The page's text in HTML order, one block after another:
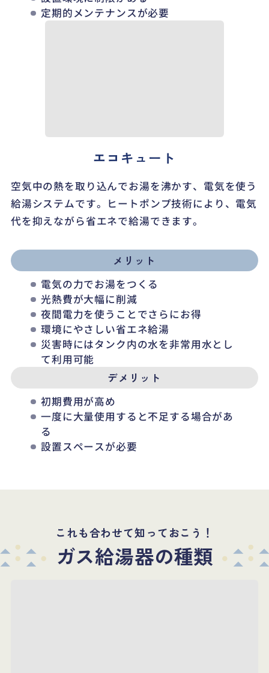
定期的メンテナンスが必要
エコキュート
空気中の熱を取り込んでお湯を沸かす、電気を使う
給湯システムです。ヒートポンプ技術により、電気
代を抑えながら省エネで給湯できます。
メリット
電気の力でお湯をつくる
光熱費が大幅に削減
夜間電力を使うことでさらにお得
環境にやさしい省エネ給湯
災害時にはタンク内の水を非常用水とし
て利用可能
デメリット
初期費用が高め
一度に大量使用すると不足する場合があ
る
設置スペースが必要
これも合わせて知っておこう！
ガス給湯器の種類